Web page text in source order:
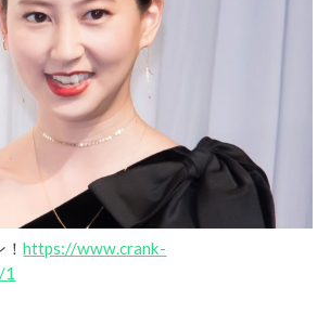
！https://www.crank-
1